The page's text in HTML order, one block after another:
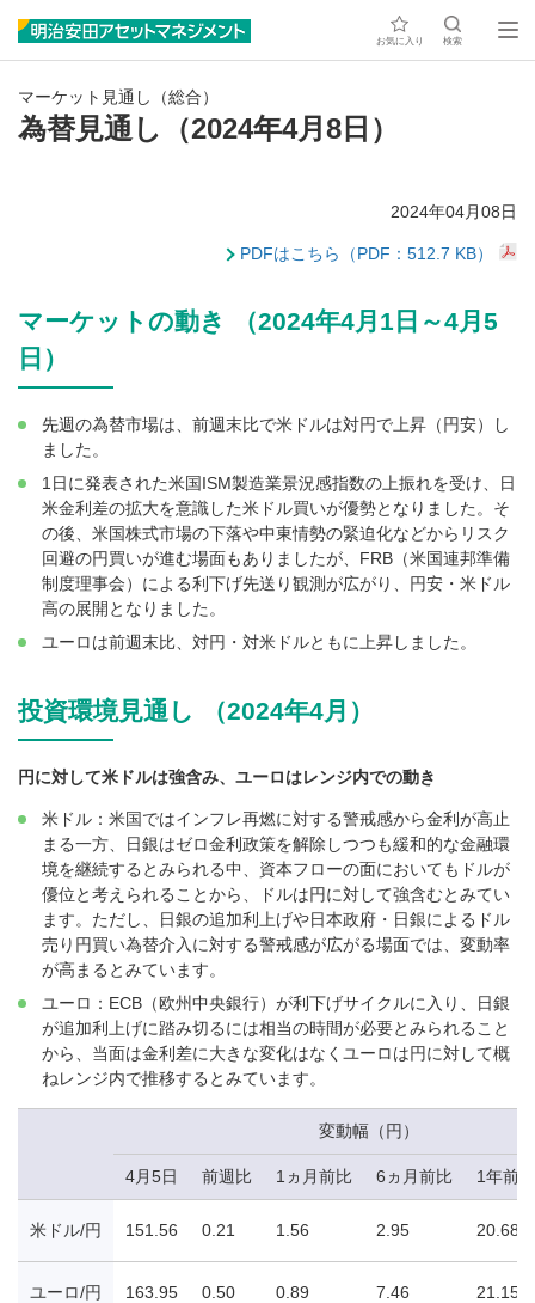
お気に入り 検索
マーケット見通し（総合）
為替見通し（2024年4月8日）
2024年04月08日
PDFはこちら（PDF：512.7 KB）
マーケットの動き （2024年4月1日～4月5
日）
先週の為替市場は、前週末比で米ドルは対円で上昇（円安）し
ました。
1日に発表された米国ISM製造業景況感指数の上振れを受け、日
米金利差の拡大を意識した米ドル買いが優勢となりました。そ
の後、米国株式市場の下落や中東情勢の緊迫化などからリスク
回避の円買いが進む場面もありましたが、FRB（米国連邦準備
制度理事会）による利下げ先送り観測が広がり、円安・米ドル
高の展開となりました。
ユーロは前週末比、対円・対米ドルともに上昇しました。
投資環境見通し （2024年4月）
円に対して米ドルは強含み、ユーロはレンジ内での動き
米ドル：米国ではインフレ再燃に対する警戒感から金利が高止
まる一方、日銀はゼロ金利政策を解除しつつも緩和的な金融環
境を継続するとみられる中、資本フローの面においてもドルが
優位と考えられることから、ドルは円に対して強含むとみてい
ます。ただし、日銀の追加利上げや日本政府・日銀によるドル
売り円買い為替介入に対する警戒感が広がる場面では、変動率
が高まるとみています。
ユーロ：ECB（欧州中央銀行）が利下げサイクルに入り、日銀
が追加利上げに踏み切るには相当の時間が必要とみられること
から、当面は金利差に大きな変化はなくユーロは円に対して概
ねレンジ内で推移するとみています。
変動幅（円）
4月5日 前週比 1ヵ月前比 6ヵ月前比 1年前比
米ドル/円 151.56 0.21 1.56 2.95 20.68
ユーロ/円 163.95 0.50 0.89 7.46 21.15